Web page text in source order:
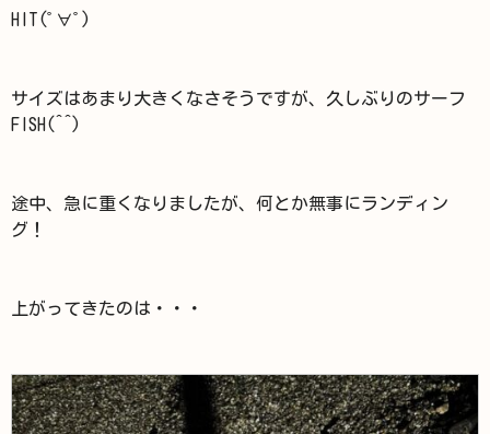
HIT(ﾟ∀ﾟ)
サイズはあまり大きくなさそうですが、久しぶりのサーフ
FISH(^^)
途中、急に重くなりましたが、何とか無事にランディン
グ！
上がってきたのは・・・